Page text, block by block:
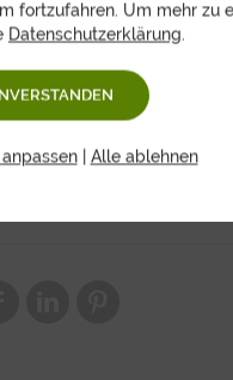
1x
30 x 11.5 x 21 cm
fortzufahren. Um mehr zu
Datenschutzerklärung.
| Alle ablehnen